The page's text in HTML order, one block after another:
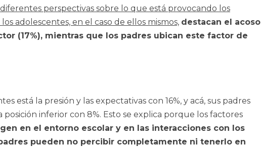
perspectivas sobre lo que está provocando los
adolescentes, en el caso de ellos mismos, destacan el acoso
(17%), mientras que los padres ubican este factor de
está la presión y las expectativas con 16%, y acá, sus padres
inferior con 8%. Esto se explica porque los factores
en el entorno escolar y en las interacciones con los
pueden no percibir completamente ni tenerlo en